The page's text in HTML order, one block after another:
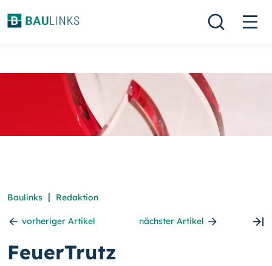
Baulinks | Redaktion
vorheriger Artikel nächster Artikel
FeuerTrutz